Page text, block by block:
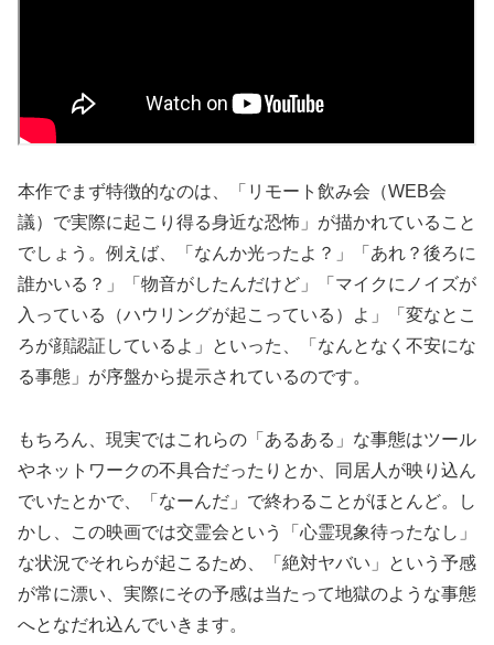
本作でまず特徴的なのは、「リモート飲み会（WEB会
議）で実際に起こり得る身近な恐怖」が描かれていること
でしょう。例えば、「なんか光ったよ？」「あれ？後ろに
誰かいる？」「物音がしたんだけど」「マイクにノイズが
入っている（ハウリングが起こっている）よ」「変なとこ
ろが顔認証しているよ」といった、「なんとなく不安にな
る事態」が序盤から提示されているのです。
もちろん、現実ではこれらの「あるある」な事態はツール
やネットワークの不具合だったりとか、同居人が映り込ん
でいたとかで、「なーんだ」で終わることがほとんど。し
かし、この映画では交霊会という「心霊現象待ったなし」
な状況でそれらが起こるため、「絶対ヤバい」という予感
が常に漂い、実際にその予感は当たって地獄のような事態
へとなだれ込んでいきます。